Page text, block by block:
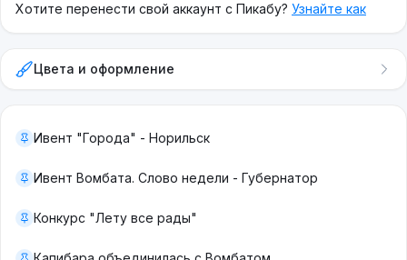
Хотите перенести свой аккаунт с Пикабу? Узнайте как
Цвета и оформление
Ивент "Города" - Норильск
Ивент Вомбата. Слово недели - Губернатор
Конкурс "Лету все рады"